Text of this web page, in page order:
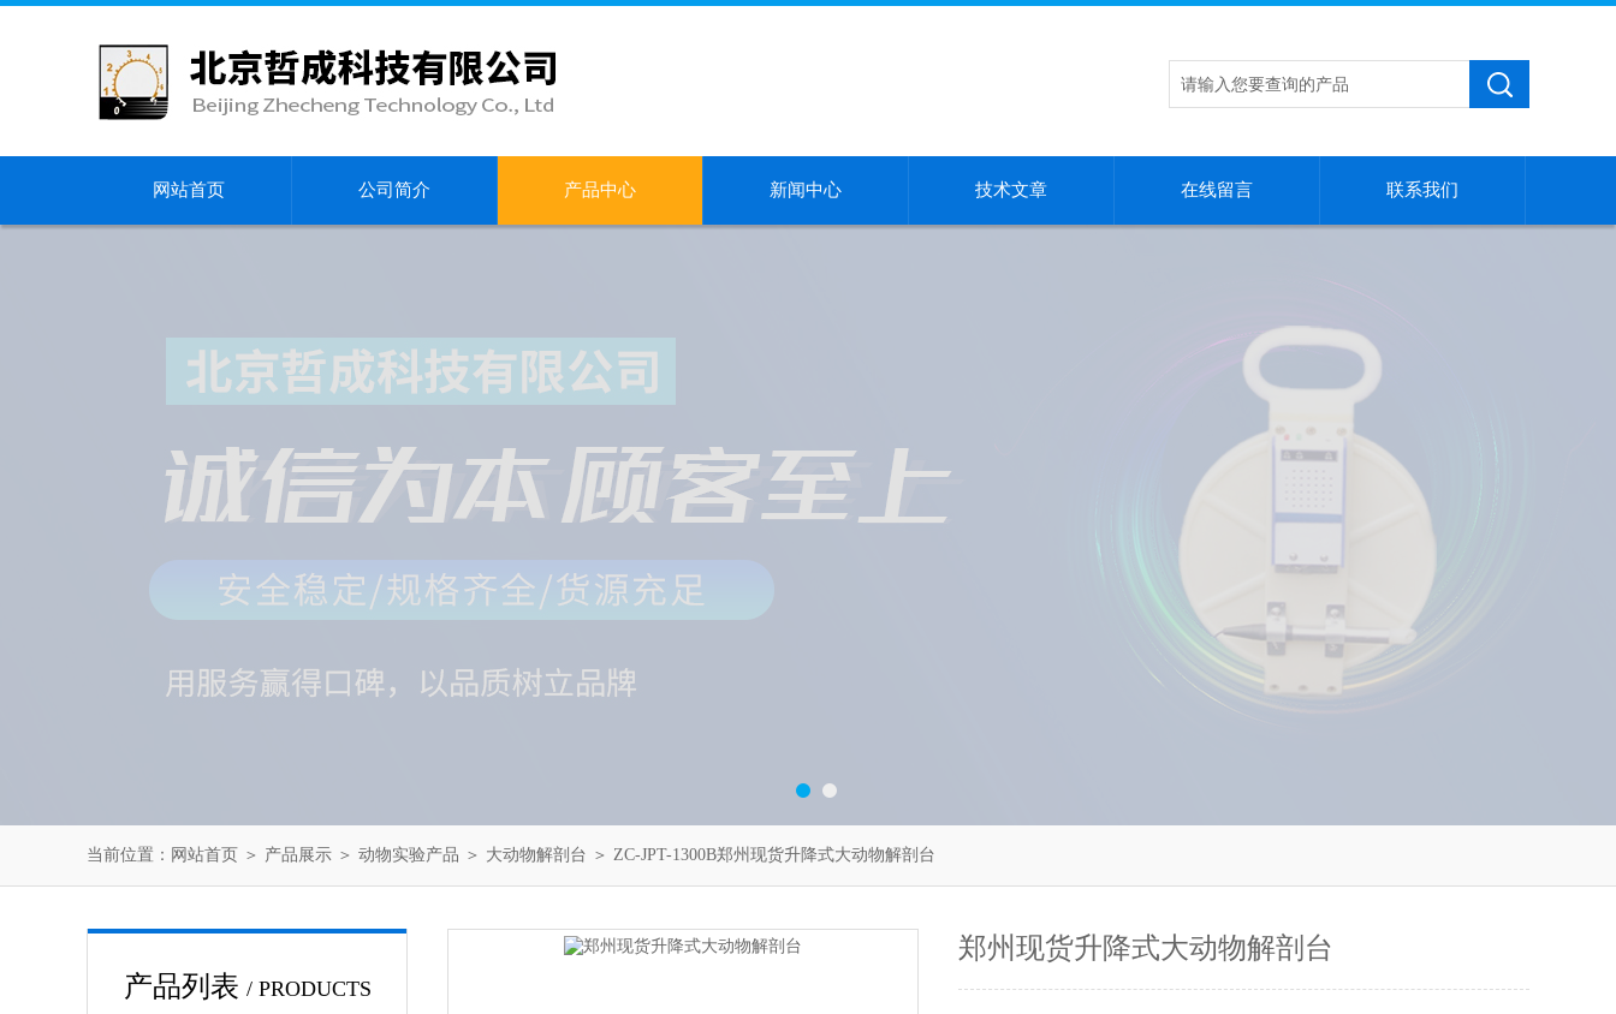
网站首页 公司简介 产品中心 新闻中心 技术文章 在线留言 联系我们
当前位置： 网站首页 ＞ 产品展示 ＞ 动物实验产品 ＞ 大动物解剖台 ＞ ZC-JPT-1300B郑州现货升降式大动物解剖台
产品列表 / PRODUCTS
郑州现货升降式大动物解剖台